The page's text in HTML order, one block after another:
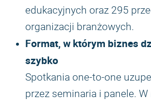
edukacyjnych oraz 295
organizacji branżowych.
Format, w którym biznes
szybko
Spotkania one-to-one
przez seminaria i panele.